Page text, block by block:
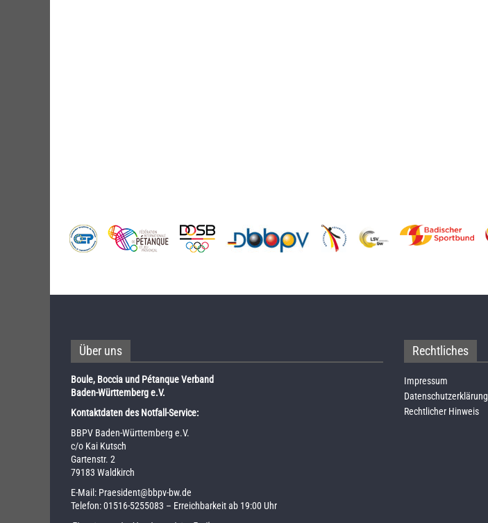
Über uns
Boule, Boccia und Pétanque Verband
Baden-Württemberg e.V.
Kontaktdaten des Notfall-Service:
BBPV Baden-Württemberg e.V.
c/o Kai Kutsch
Gartenstr. 2
79183 Waldkirch
E-Mail: Praesident@bbpv-bw.de
Telefon:01516-5255083 – Erreichbarkeit ab 19:00 Uhr
Rechtliches
Impressum
Datenschutzerklärung
Rechtlicher Hinweis